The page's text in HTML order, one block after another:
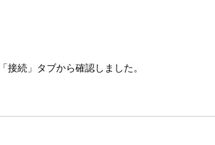
続」タブから確認しました。